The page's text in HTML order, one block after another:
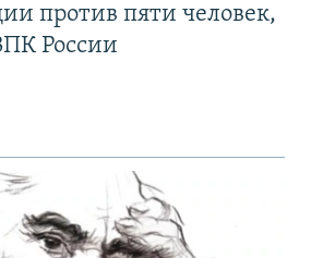
против пяти человек,
России